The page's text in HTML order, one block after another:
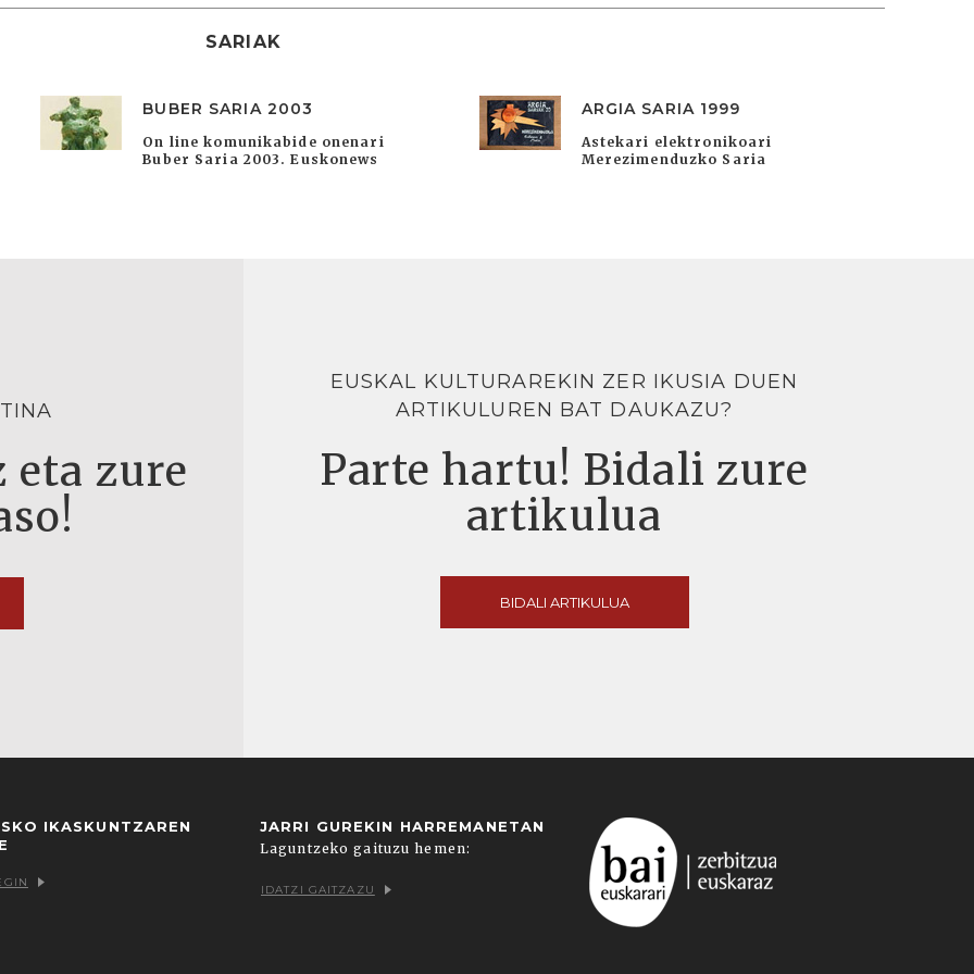
SARIAK
BUBER SARIA 2003
On line komunikabide onenari
Buber Saria 2003. Euskonews
ARGIA SARIA 1999
Astekari elektronikoari
Merezimenduzko Saria
eta zure
EUSKAL KULTURAREKIN ZER IKUSIA DUEN
ARTIKULUREN BAT DAUKAZU?
Parte hartu! Bidali zure
artikulua
BIDALI ARTIKULUA
IKASKUNTZAREN
JARRI GUREKIN HARREMANETAN
Laguntzeko gaituzu hemen:
IDATZI GAITZAZU